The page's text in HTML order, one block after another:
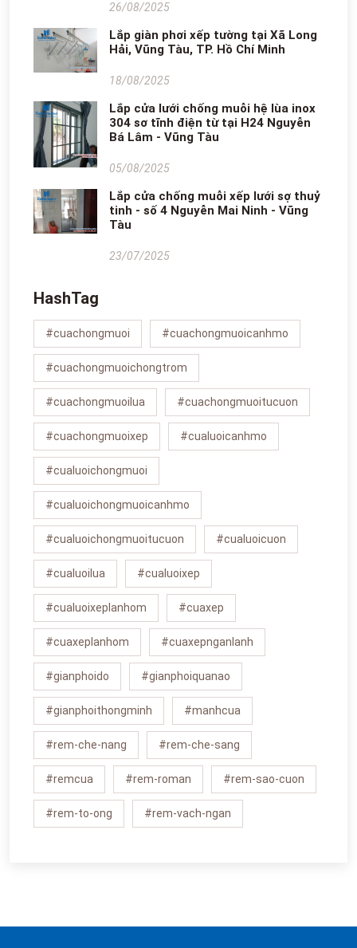
26/08/2025
Lắp giàn phơi xếp tường tại Xã Long
Hải, Vũng Tàu, TP. Hồ Chí Minh
18/08/2025
Lắp cửa lưới chống muỗi hệ lùa inox
304 sơ tĩnh điện từ tại H24 Nguyễn
Bá Lâm - Vũng Tàu
05/08/2025
Lắp cửa chống muỗi xếp lưới sợ thuỷ
tinh - số 4 Nguyễn Mai Ninh - Vũng
Tàu
23/07/2025
HashTag
#cuachongmuoi #cuachongmuoicanhmo
#cuachongmuoichongtrom
#cuachongmuoilua #cuachongmuoitucuon
#cuachongmuoixep #cualuoicanhmo
#cualuoichongmuoi
#cualuoichongmuoicanhmo
#cualuoichongmuoitucuon #cualuoicuon
#cualuoilua #cualuoixep
#cualuoixeplanhom #cuaxep
#cuaxeplanhom #cuaxepnganlanh
#gianphoido #gianphoiquanao
#gianphoithongminh #manhcua
#rem-che-nang #rem-che-sang
#remcua #rem-roman #rem-sao-cuon
#rem-to-ong #rem-vach-ngan